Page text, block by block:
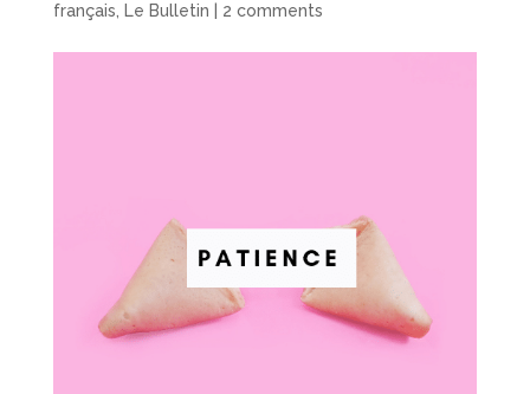
français, Le Bulletin 2 comments